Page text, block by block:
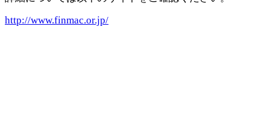
http://www.finmac.or.jp/